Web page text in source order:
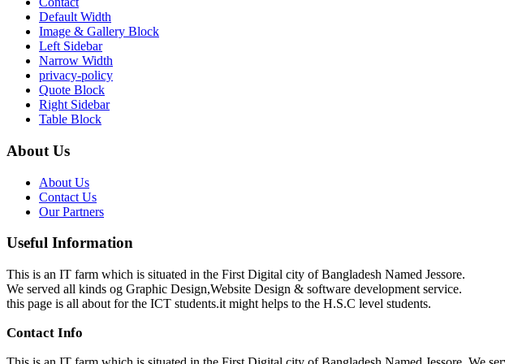
Default Width
Image & Gallery Block
Left Sidebar
Narrow Width
privacy-policy
Quote Block
Right Sidebar
Table Block
About Us
About Us
Contact Us
Our Partners
Useful Information
This is an IT farm which is situated in the First Digital city of Bangladesh Named Jessore.
We served all kinds og Graphic Design,Website Design & software development service.
this page is all about for the ICT students.it might helps to the H.S.C level students.
Contact Info